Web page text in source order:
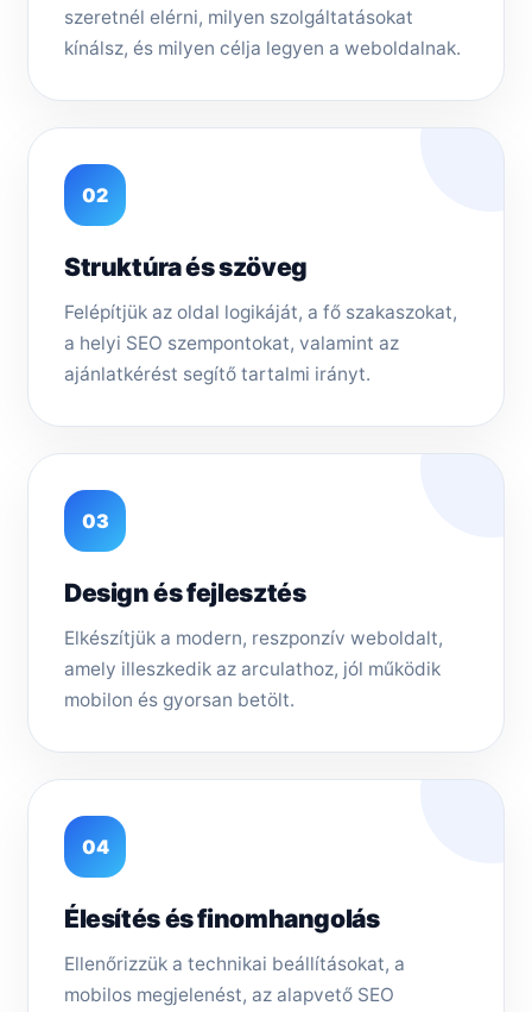
szeretnél elérni, milyen szolgáltatásokat
kínálsz, és milyen célja legyen a weboldalnak.
02
Struktúra és szöveg
Felépítjük az oldal logikáját, a fő szakaszokat,
a helyi SEO szempontokat, valamint az
ajánlatkérést segítő tartalmi irányt.
03
Design és fejlesztés
Elkészítjük a modern, reszponzív weboldalt,
amely illeszkedik az arculathoz, jól működik
mobilon és gyorsan betölt.
04
Élesítés és finomhangolás
Ellenőrizzük a technikai beállításokat, a
mobilos megjelenést, az alapvető SEO